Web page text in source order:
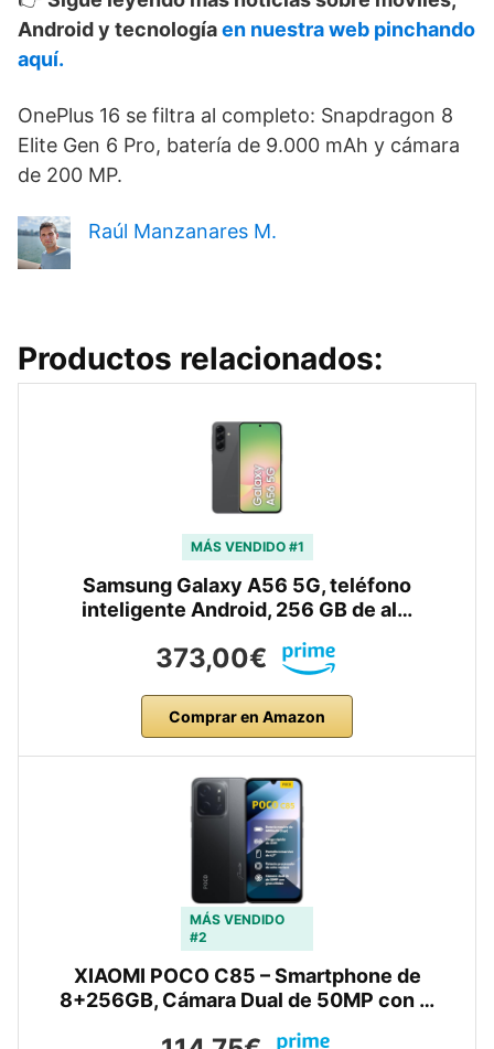
Android y tecnologíaen nuestra web pinchando
aquí.
OnePlus 16 se filtra al completo: Snapdragon 8
Elite Gen 6 Pro, batería de 9.000 mAh y cámara
de 200 MP.
Raúl Manzanares M.
Productos relacionados:
MÁS VENDIDO #1
Samsung Galaxy A56 5G, teléfono
inteligente Android, 256 GB de al…
373,00€
Comprar en Amazon
MÁS VENDIDO
#2
XIAOMI POCO C85 – Smartphone de
8+256GB, Cámara Dual de 50MP con …